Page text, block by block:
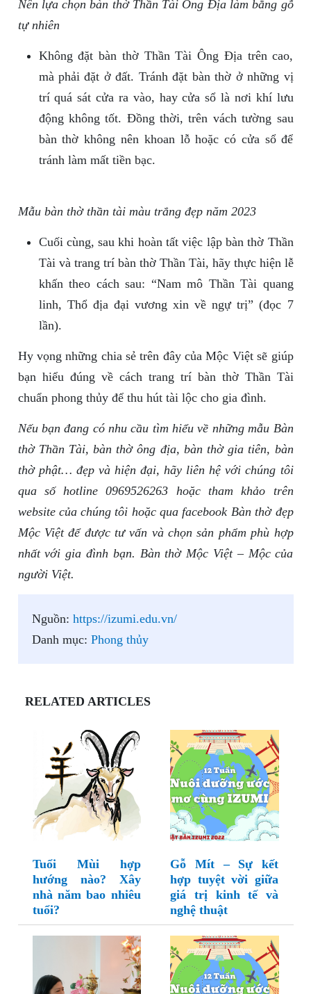
Nên lựa chọn bàn thờ Thần Tài Ông Địa làm bằng gỗ
tự nhiên
Không đặt bàn thờ Thần Tài Ông Địa trên cao,
mà phải đặt ở đất. Tránh đặt bàn thờ ở những vị
trí quá sát cửa ra vào, hay cửa sổ là nơi khí lưu
động không tốt. Đồng thời, trên vách tường sau
bàn thờ không nên khoan lỗ hoặc có cửa sổ để
tránh làm mất tiền bạc.
Mẫu bàn thờ thần tài màu trắng đẹp năm 2023
Cuối cùng, sau khi hoàn tất việc lập bàn thờ Thần
Tài và trang trí bàn thờ Thần Tài, hãy thực hiện lễ
khấn theo cách sau: “Nam mô Thần Tài quang
linh, Thổ địa đại vương xin về ngự trị” (đọc 7
lần).
Hy vọng những chia sẻ trên đây của Mộc Việt sẽ giúp
bạn hiểu đúng về cách trang trí bàn thờ Thần Tài
chuẩn phong thủy để thu hút tài lộc cho gia đình.
Nếu bạn đang có nhu cầu tìm hiểu về những mẫu Bàn
thờ Thần Tài, bàn thờ ông địa, bàn thờ gia tiên, bàn
thờ phật… đẹp và hiện đại, hãy liên hệ với chúng tôi
qua số hotline 0969526263 hoặc tham khảo trên
website của chúng tôi hoặc qua facebook Bàn thờ đẹp
Mộc Việt để được tư vấn và chọn sản phẩm phù hợp
nhất với gia đình bạn. Bàn thờ Mộc Việt – Mộc của
người Việt.
Nguồn: https://izumi.edu.vn/
Danh mục: Phong thủy
RELATED ARTICLES
Tuổi Mùi hợp
hướng nào? Xây
nhà năm bao nhiêu
tuổi?
Gỗ Mít – Sự kết
hợp tuyệt vời giữa
giá trị kinh tế và
nghệ thuật